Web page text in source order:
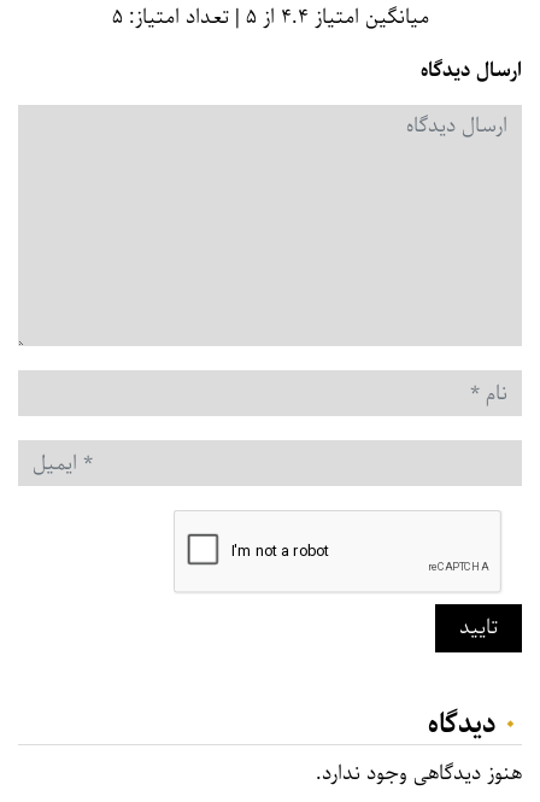
میانگین امتیاز ۴.۴ از ۵ | تعداد امتیاز: ۵
ارسال دیدگاه
دیدگاه
نام
تایید
۰ دیدگاه‌
هنوز دیدگاهی وجود ندارد.